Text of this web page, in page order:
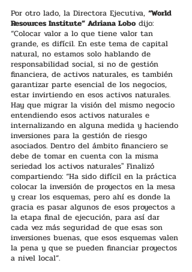
Por otro lado, la Directora Ejecutiva, “World
Resources Institute” Adriana Lobo dijo:
“Colocar valor a lo que tiene valor tan
grande, es difícil. En este tema de capital
natural, no estamos solo hablando de
responsabilidad social, si no de gestión
financiera, de activos naturales, es también
garantizar parte esencial de los negocios,
estar invirtiendo en esos activos naturales.
Hay que migrar la visión del mismo negocio
entendiendo esos activos naturales e
internalizando en alguna medida y haciendo
inversiones para la gestión de riesgo
asociados. Dentro del ámbito financiero se
debe de tomar en cuenta con la misma
seriedad los activos naturales" Finalizó
compartiendo: “Ha sido difícil en la práctica
colocar la inversión de proyectos en la mesa
y crear los esquemas, pero ahí es donde la
gracia es pasar algunos de esos proyectos a
la etapa final de ejecución, para así dar
cada vez más seguridad de que esas son
inversiones buenas, que esos esquemas valen
la pena y que se pueden financiar proyectos
a nivel local”.